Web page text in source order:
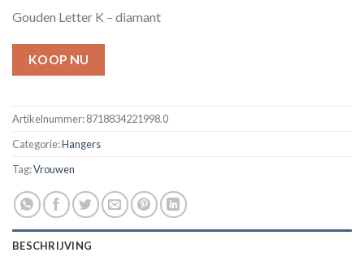
Gouden Letter K – diamant
KOOP NU
Artikelnummer:8718834221998.0
Categorie:Hangers
Tag:Vrouwen
BESCHRIJVING